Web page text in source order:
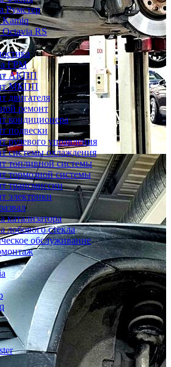
Румстер
Kamiq
Octavia RS
ГРМ
АКПП
МКПП
двигателя
ремонт
кондиционера
подвески
рулевого управления
системы охлаждения
топливной системы
тормозной системы
трансмиссии
электрики
катализатора
лобового стекла
обслуживание